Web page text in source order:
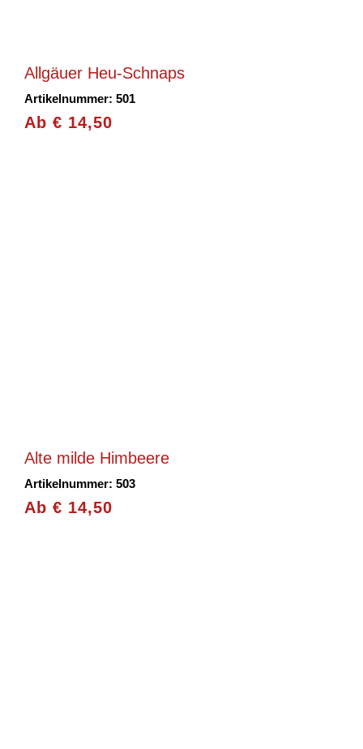
Allgäuer Heu-Schnaps
Artikelnummer: 501
Ab € 14,50
Alte milde Himbeere
Artikelnummer: 503
Ab € 14,50